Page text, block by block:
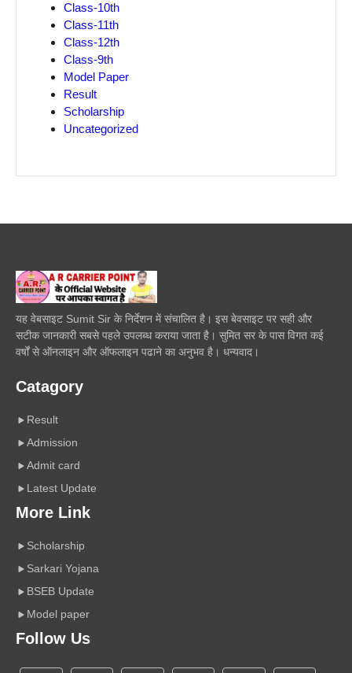
Class-10th
Class-11th
Class-12th
Class-9th
Model Paper
Result
Scholarship
Uncategorized
यह वेबसाइट Sumit Sir के निर्देशन में संचालित है। इस बेवसाइट पर सही और
सटीक जानकारी सबसे पहले उपलब्ध कराया जाता है। सुमित सर के पास विगत कई
वर्षों से ऑनलाइन और ऑफलाइन पढाने का अनुभव है। धन्यवाद।
Catagory
Result
Admission
Admit card
Latest Update
More Link
Scholarship
Sarkari Yojana
BSEB Update
Model paper
Follow Us